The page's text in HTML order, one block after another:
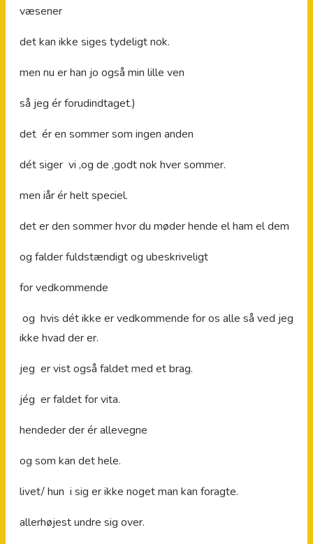
væsener
det kan ikke siges tydeligt nok.
men nu er han jo også min lille ven
så jeg ér forudindtaget.)
det ér en sommer som ingen anden
dét siger vi ,og de ,godt nok hver sommer.
men iår ér helt speciel.
det er den sommer hvor du møder hende el ham el dem
og falder fuldstændigt og ubeskriveligt
for vedkommende
og hvis dét ikke er vedkommende for os alle så ved jeg
ikke hvad der er.
jeg er vist også faldet med et brag.
jég er faldet for vita.
hendeder der ér allevegne
og som kan det hele.
livet/ hun i sig er ikke noget man kan foragte.
allerhøjest undre sig over.